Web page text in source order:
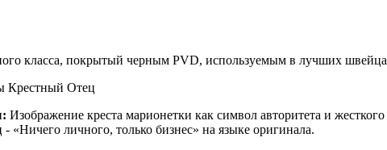
класса, покрытый черным PVD, используемым в лучших
Изображение креста марионетки как символ авторитета и
«Ничего личного, только бизнес» на языке оригинала.